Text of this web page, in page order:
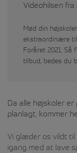
Videohilsen
Mød din
ekstraordinære
Foråret 2021.
tilbud, bedes du
Da alle højskoler
planlagt, kommer
Vi glæder os vildt til
igang med at lave